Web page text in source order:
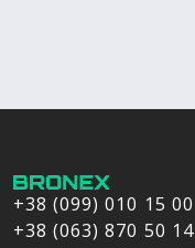
+38 (099) 010 15 00
+38 (063) 870 50 14